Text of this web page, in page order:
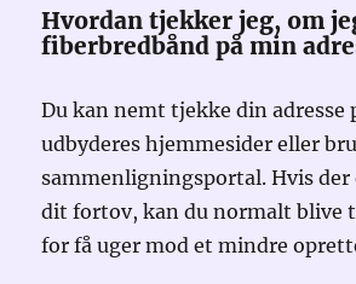
Hvordan tjekker jeg, om
fiberbredbånd på min
Du kan nemt tjekke din adresse
udbyderes hjemmesider eller
sammenligningsportal. Hvis
dit fortov, kan du normalt blive
for få uger mod et mindre